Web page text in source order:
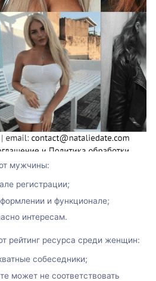
мужчины:
регистрации;
и функционале;
интересам.
рейтинг ресурса среди женщин:
собеседники;
может не соответствовать